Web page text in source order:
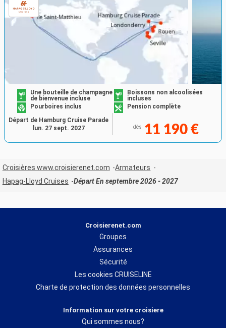
Une bouteille de champagne
de bienvenue incluse
Boissons non alcoolisées
incluses
Pourboires inclus
Pension complète
dès 11 190 €
Départ de Hamburg Cruise Parade
lun. 27 sept. 2027
Croisières www.croisierenet.com
Armateurs
Hapag-Lloyd Cruises
Départ En septembre 2026 - 2027
Croisierenet.com
Groupes
Assurances
Sécurité
Les cookies CRUISELINE
Charte de protection des données personnelles
Information sur votre croisiere
Qui sommes nous?